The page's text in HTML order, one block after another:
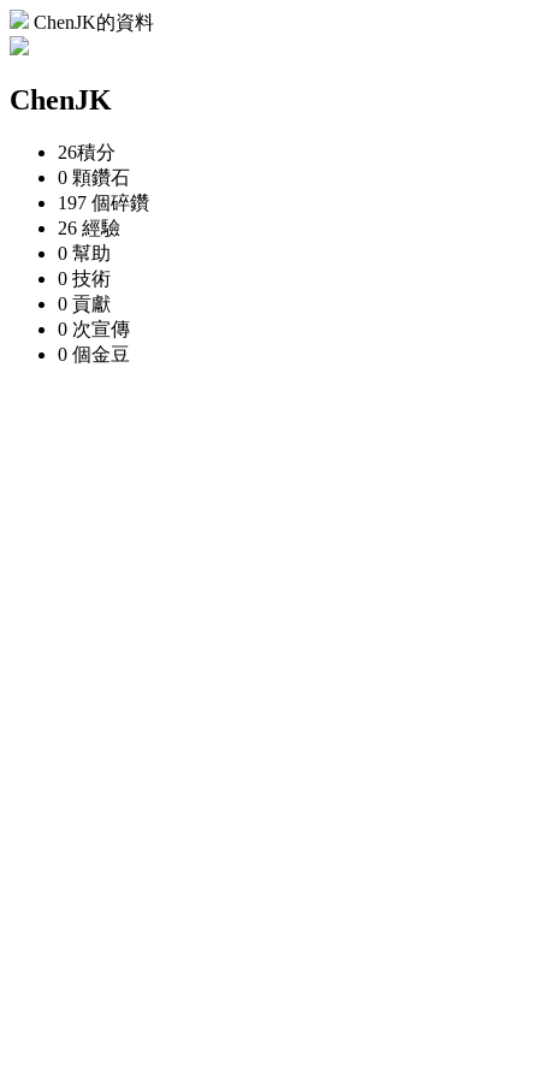
ChenJK的資料
ChenJK
26積分
0 顆鑽石
197 個碎鑽
26 經驗
0 幫助
0 技術
0 貢獻
0 次宣傳
0 個金豆